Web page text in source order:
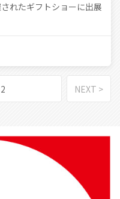
れたギフトショーに出展
NEXT >